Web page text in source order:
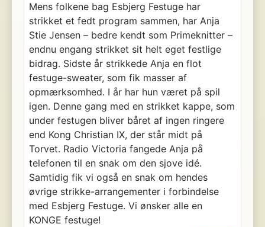
Mens folkene bag Esbjerg Festuge har
strikket et fedt program sammen, har Anja
Stie Jensen – bedre kendt som Primeknitter –
endnu engang strikket sit helt eget festlige
bidrag. Sidste år strikkede Anja en flot
festuge-sweater, som fik masser af
opmærksomhed. I år har hun været på spil
igen. Denne gang med en strikket kappe, som
under festugen bliver båret af ingen ringere
end Kong Christian IX, der står midt på
Torvet. Radio Victoria fangede Anja på
telefonen til en snak om den sjove idé.
Samtidig fik vi også en snak om hendes
øvrige strikke-arrangementer i forbindelse
med Esbjerg Festuge. Vi ønsker alle en
KONGE festuge!